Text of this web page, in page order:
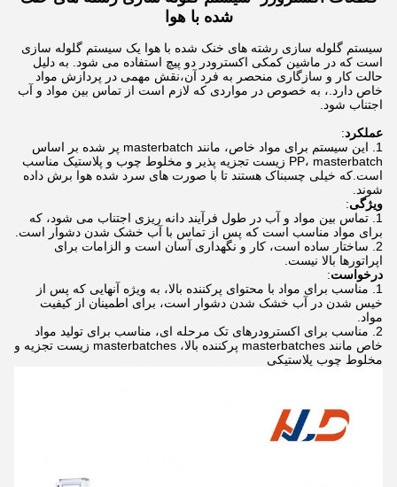
شده با هوا
سیستم گلوله سازی رشته های خنک شده با هوا یک سیستم گلوله سازی
است که در ماشین کمکی اکسترودر دو پیچ استفاده می شود. به دلیل
حالت کار و سازگاری منحصر به فرد آن،نقش مهمی در پردازش مواد
خاص دارد.، به خصوص در مواردی که لازم است از تماس بین مواد و آب
اجتناب شود.
عملکرد:
این سیستم برای مواد خاص، مانند masterbatch پر شده بر اساس
PP، masterbatch زیست تجزیه پذیر و مخلوط چوب و پلاستیک مناسب
است.که خیلی چسبناک هستند تا با صورت های سرد شده هوا برش داده
شوند.
ویژگی:
تماس بین مواد و آب در طول فرآیند دانه ریزی اجتناب می شود، که
برای مواد مناسب است که پس از تماس با آب خشک شدن دشوار است.
ساختار ساده است، کار و نگهداری آسان است و الزامات برای
اپراتورها بالا نیست.
درخواست:
مناسب برای مواد با محتوای پرکننده بالا، به ویژه آنهایی که پس از
خیس شدن در آب خشک شدن دشوار است، برای اطمینان از کیفیت
مواد.
مناسب برای اکسترودرهای تک مرحله ای، مناسب برای تولید مواد
خاص مانند masterbatches پرکننده بالا، masterbatches زیست تجزیه و
مخلوط چوب پلاستیکی